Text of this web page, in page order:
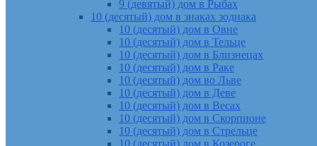
9 (девятый) дом в Рыбах
10 (десятый) дом в знаках зодиака
10 (десятый) дом в Овне
10 (десятый) дом в Тельце
10 (десятый) дом в Близнецах
10 (десятый) дом в Раке
10 (десятый) дом во Льве
10 (десятый) дом в Деве
10 (десятый) дом в Весах
10 (десятый) дом в Скорпионе
10 (десятый) дом в Стрельце
10 (десятый) дом в Козероге